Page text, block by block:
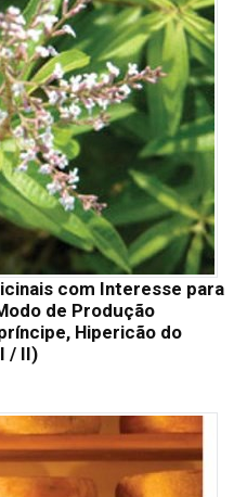
com Interesse para
de Produção
Hipericão do
/ II)